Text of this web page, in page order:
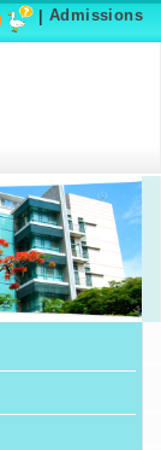
| Admissions
Next